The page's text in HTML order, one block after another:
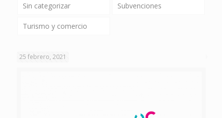
Sin categorizar Subvenciones
Turismo y comercio
25 febrero, 2021